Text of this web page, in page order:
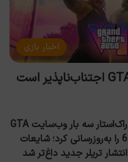
اخبار بازی
راک‌استار سه بار وب‌سایت GTA
6 را به‌روزرسانی کرد؛ شایعات
انتشار تریلر جدید داغ‌تر شد